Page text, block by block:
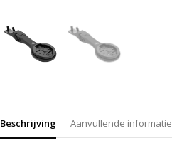
Beschrijving Aanvullende informatie